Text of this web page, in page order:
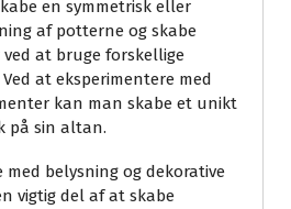
en symmetrisk eller
af potterne og skabe
at bruge forskellige
at eksperimentere med
kan man skabe et unikt
på sin altan.
belysning og dekorative
vigtig del af at skabe